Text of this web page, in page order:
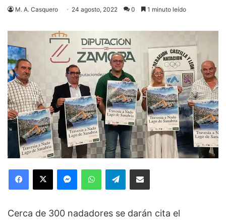
M. A. Casquero 24 agosto, 2022 0 1 minuto leído
Facebook
X MessengerWhatsAppTelegramCompartir via Email
Cerca de 300 nadadores se darán cita el